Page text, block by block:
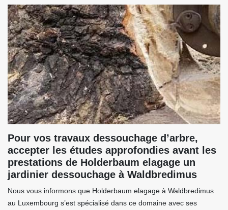
Pour vos travaux dessouchage d’arbre,
accepter les études approfondies avant les
prestations de Holderbaum elagage un
jardinier dessouchage à Waldbredimus
Nous vous informons que Holderbaum elagage à Waldbredimus
au Luxembourg s’est spécialisé dans ce domaine avec ses